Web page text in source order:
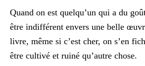
Quand on est quelqu’un qui a du
être indifférent envers une belle
livre, même si c’est cher, on s’en
être cultivé et ruiné qu’autre chose.